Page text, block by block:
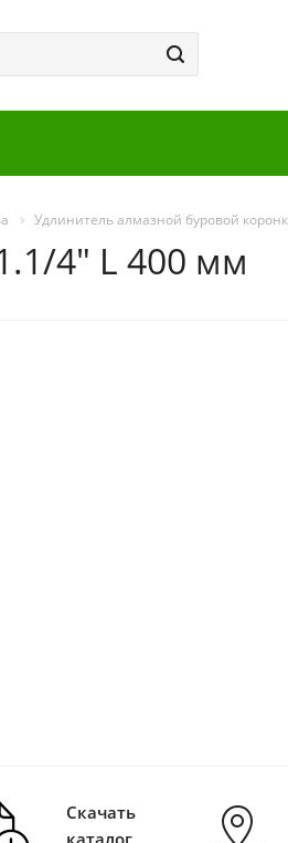
Удлинитель алмазной буровой
4" L 400 мм
Скачать
каталог